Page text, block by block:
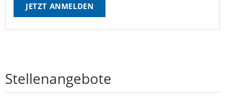
JETZT ANMELDEN
Stellenangebote